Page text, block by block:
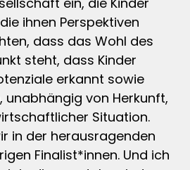
ihnen Perspektiven
dass das Wohl des
steht, dass Kinder
erkannt sowie
von Herkunft,
Situation.
in der herausragenden
Finalist*innen. Und ich